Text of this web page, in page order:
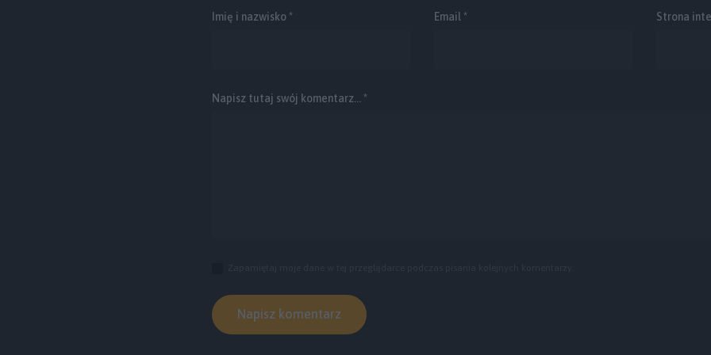
Imię i nazwisko * Email * Strona
Napisz tutaj swój komentarz... *